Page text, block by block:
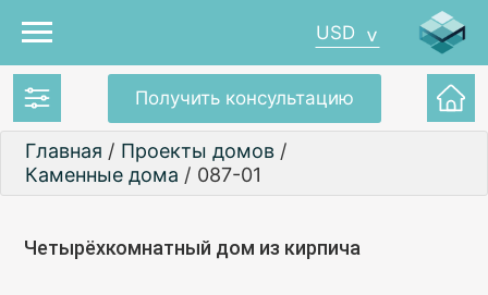
Получить консультацию
USD
Главная / Проекты домов /
Каменные дома / 087-01
Четырёхкомнатный дом из кирпича